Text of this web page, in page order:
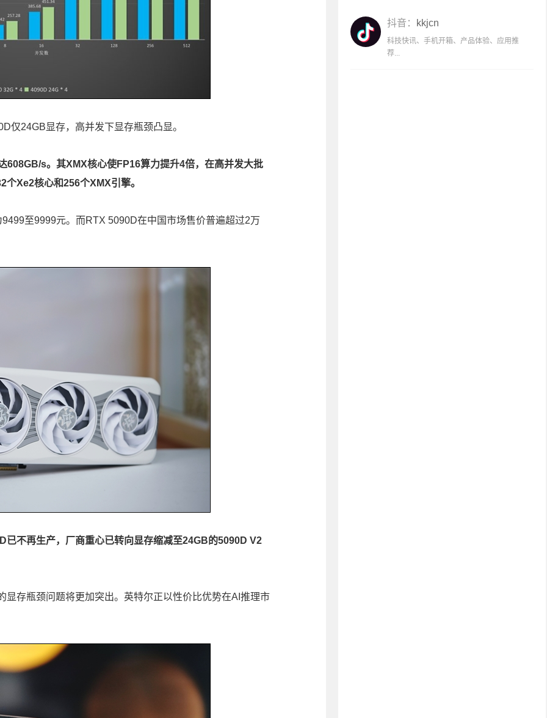
仅24GB显存，高并发下显存瓶颈凸显。
s。其XMX核心使FP16算力提升4倍，在高并发大批
Xe2核心和256个XMX引擎。
至9999元。而RTX 5090D在中国市场售价普遍超过2万
不再生产，厂商重心已转向显存缩减至24GB的5090D V2
存瓶颈问题将更加突出。英特尔正以性价比优势在AI推理市
抖音： kkjcn
科技快讯、手机开箱、产品体验、应用推
荐...